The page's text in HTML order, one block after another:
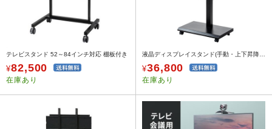
テレビスタンド 52～84インチ対応 棚板付き
¥82,500
在庫あり
液晶ディスプレイスタンド(手動・上下昇降・壁寄せ・20～32型対応・ブラック)
¥36,800
在庫あり